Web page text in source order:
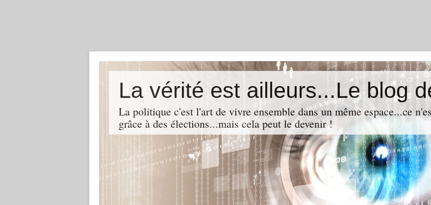
La politique c'est l'art de vivre ensemble dans un même espace...ce
grâce à des élections...mais cela peut le devenir !